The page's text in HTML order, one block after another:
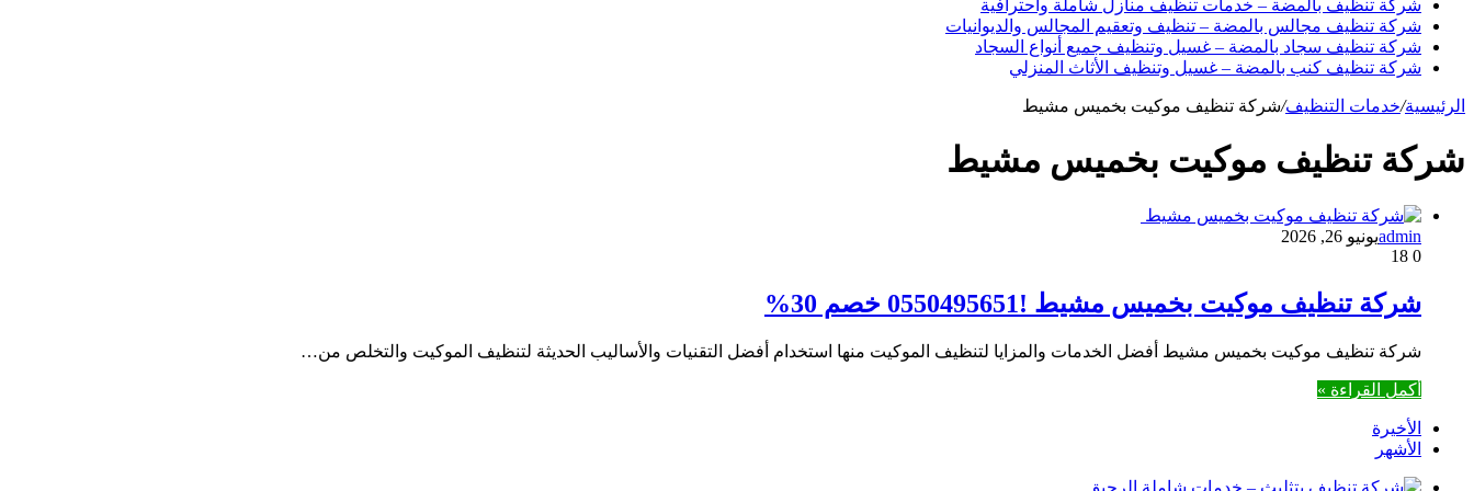
شركة تنظيف بالمضة – خدمات تنظيف منازل شاملة واحترافية
شركة تنظيف مجالس بالمضة – تنظيف وتعقيم المجالس والديوانيات
شركة تنظيف سجاد بالمضة – غسيل وتنظيف جميع أنواع السجاد
شركة تنظيف كنب بالمضة – غسيل وتنظيف الأثاث المنزلي
الرئيسية/خدمات التنظيف/شركة تنظيف موكيت بخميس مشيط
شركة تنظيف موكيت بخميس مشيط
adminيونيو 26, 2026
0
شركة تنظيف موكيت بخميس مشيط !0550495651 خصم 30%
شركة تنظيف موكيت بخميس مشيط أفضل الخدمات والمزايا لتنظيف الموكيت منها استخدام أفضل التقنيات والأساليب الحديثة لتنظيف الموكيت والتخلص من…
أكمل القراءة »
الأخيرة
الأشهر